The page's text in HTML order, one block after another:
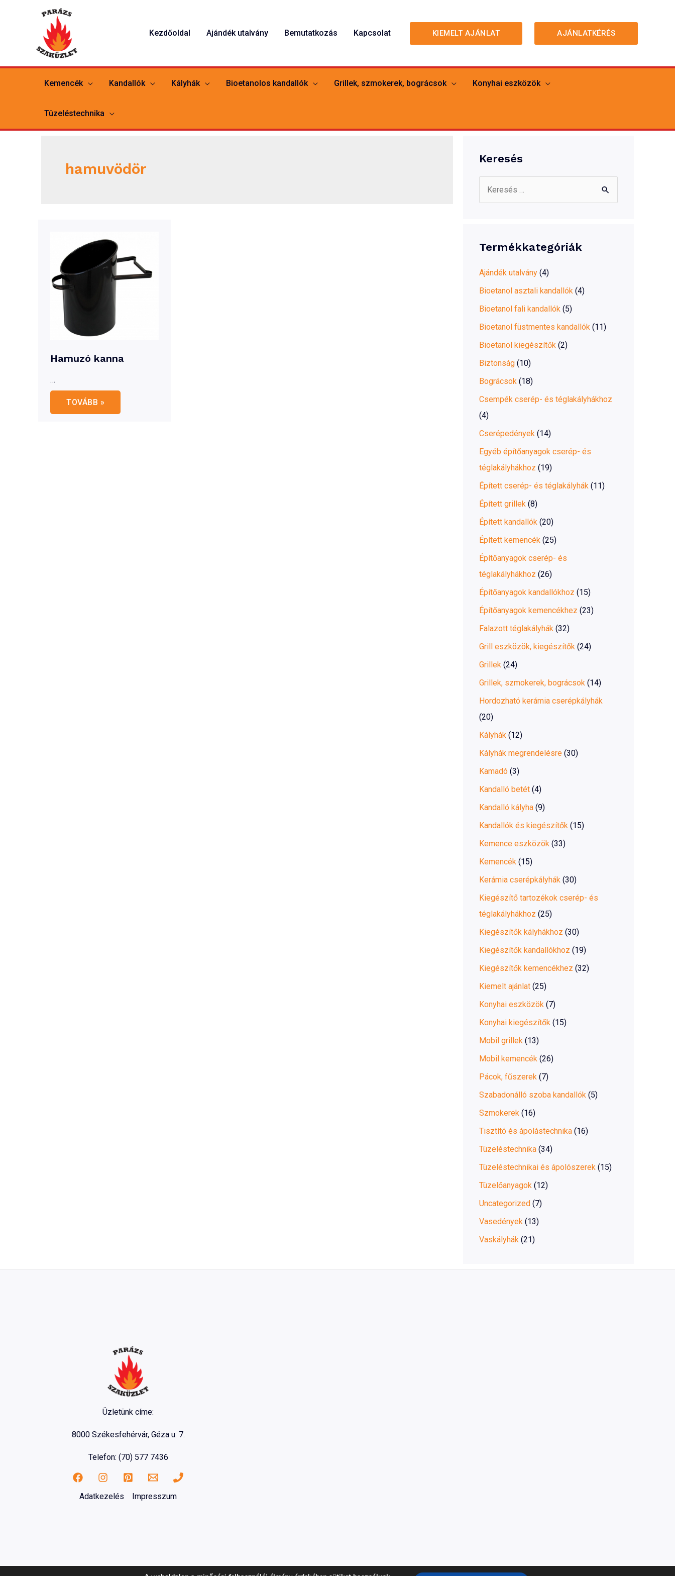
Kezdőoldal Ajándék utalvány Bemutatkozás Kapcsolat KIEMELT AJÁNLAT AJÁNLATKÉRÉS
Kemencék Kandallók Kályhák Bioetanolos kandallók Grillek, szmokerek, bográcsok Konyhai eszközök
Tüzeléstechnika
hamuvödör
Hamuzó kanna
…
Hamuzó
kanna
TOVÁBB »
Keresés
c
o
r
:
Termékkategóriák
Ajándék utalvány (4)
Bioetanol asztali kandallók (4)
Bioetanol fali kandallók (5)
Bioetanol füstmentes kandallók (11)
Bioetanol kiegészítők (2)
Biztonság (10)
Bográcsok (18)
Csempék cserép- és téglakályhákhoz
(4)
Cserépedények (14)
Egyéb építőanyagok cserép- és
téglakályhákhoz (19)
Épített cserép- és téglakályhák (11)
Épített grillek (8)
Épített kandallók (20)
Épített kemencék (25)
Építőanyagok cserép- és
téglakályhákhoz (26)
Építőanyagok kandallókhoz (15)
Építőanyagok kemencékhez (23)
Falazott téglakályhák (32)
Grill eszközök, kiegészítők (24)
Grillek (24)
Grillek, szmokerek, bográcsok (14)
Hordozható kerámia cserépkályhák
(20)
Kályhák (12)
Kályhák megrendelésre (30)
Kamadó (3)
Kandalló betét (4)
Kandalló kályha (9)
Kandallók és kiegészítők (15)
Kemence eszközök (33)
Kemencék (15)
Kerámia cserépkályhák (30)
Kiegészítő tartozékok cserép- és
téglakályhákhoz (25)
Kiegészítők kályhákhoz (30)
Kiegészítők kandallókhoz (19)
Kiegészítők kemencékhez (32)
Kiemelt ajánlat (25)
Konyhai eszközök (7)
Konyhai kiegészítők (15)
Mobil grillek (13)
Mobil kemencék (26)
Pácok, fűszerek (7)
Szabadonálló szoba kandallók (5)
Szmokerek (16)
Tisztító és ápolástechnika (16)
Tüzeléstechnika (34)
Tüzeléstechnikai és ápolószerek (15)
Tüzelőanyagok (12)
Uncategorized (7)
Vasedények (13)
Vaskályhák (21)
Üzletünk címe:
8000 Székesfehérvár, Géza u. 7.
Telefon: (70) 577 7436
Adatkezelés Impresszum